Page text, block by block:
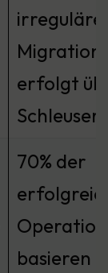
Migration
erfolgt
Schleuser
70% der
basieren